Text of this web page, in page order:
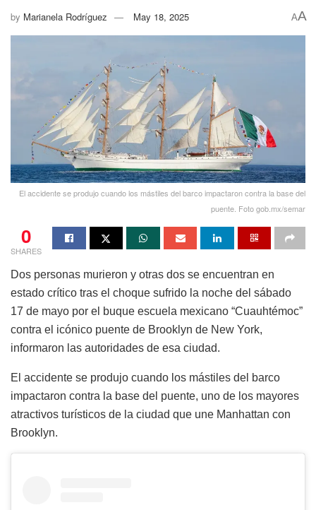
by Marianela Rodríguez May 18, 2025 AA
El accidente se produjo cuando los mástiles del barco impactaron contra la base del
puente. Foto gob.mx/semar
0
SHARES
Dos personas murieron y otras dos se encuentran en
estado crítico tras el choque sufrido la noche del sábado
17 de mayo por el buque escuela mexicano “Cuauhtémoc”
contra el icónico puente de Brooklyn de New York,
informaron las autoridades de esa ciudad.
El accidente se produjo cuando los mástiles del barco
impactaron contra la base del puente, uno de los mayores
atractivos turísticos de la ciudad que une Manhattan con
Brooklyn.